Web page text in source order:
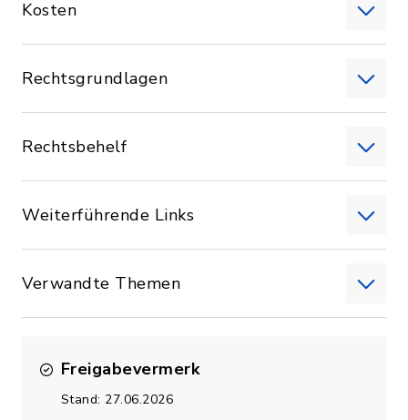
Kosten
Rechtsgrundlagen
Rechtsbehelf
Weiterführende Links
Verwandte Themen
Freigabevermerk
Stand: 27.06.2026